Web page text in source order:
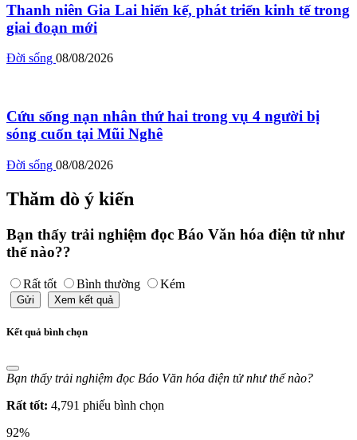
Thanh niên Gia Lai hiến kế, phát triển kinh tế trong
giai đoạn mới
Đời sống 08/08/2026
Cứu sống nạn nhân thứ hai trong vụ 4 người bị
sóng cuốn tại Mũi Nghê
Đời sống 08/08/2026
Thăm dò ý kiến
Bạn thấy trải nghiệm đọc Báo Văn hóa điện tử như
thế nào??
Rất tốt Bình thường Kém
Gửi Xem kết quả
Kết quả bình chọn
Bạn thấy trải nghiệm đọc Báo Văn hóa điện tử như thế nào?
Rất tốt: 4,791 phiếu bình chọn
92%